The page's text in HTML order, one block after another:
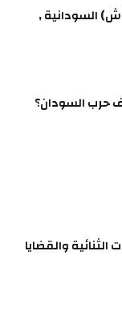
السودانية ,
والقضايا